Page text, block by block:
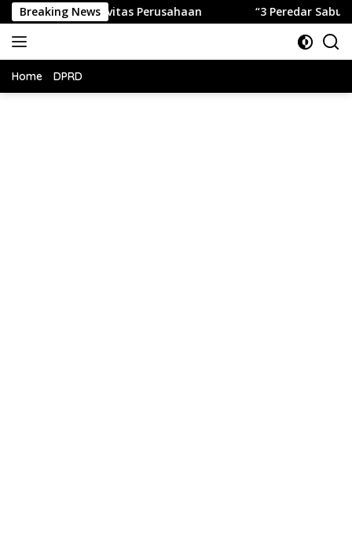
Langsung
ke
konten
Breaking News
Aktivitas Perusahaan “3 Peredar Sabu di
Home DPRD